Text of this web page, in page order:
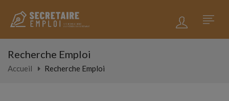
Recherche Emploi
Accueil Recherche Emploi